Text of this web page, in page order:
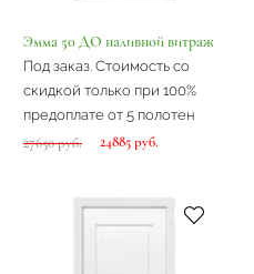
Эмма 50 ДО наливной витраж
Под заказ. Стоимость со
скидкой только при 100%
предоплате от 5 полотен
27650 руб. 24885 руб.